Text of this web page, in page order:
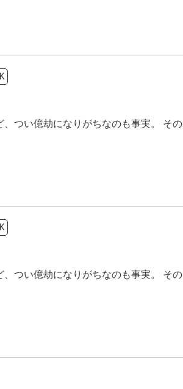
つい億劫になりがちなのも事実。 その
つい億劫になりがちなのも事実。 その